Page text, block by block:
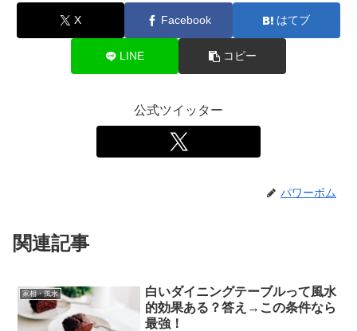
X Facebook はてブ
LINE コピー
公式ツイッター
パワーボム
関連記事
家相・風水
白いダイニングテーブルって風水
的効果ある？答え→この条件なら
最強！